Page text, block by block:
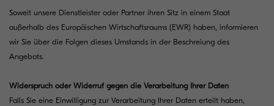
Soweit unsere Dienstleister oder Partner ihren Sitz in einem Staat
außerhalb des Europäischen Wirtschaftsraums (EWR) haben, informieren
wir Sie über die Folgen dieses Umstands in der Beschreiung des
Angebots.
Widerspruch oder Widerruf gegen die Verarbeitung Ihrer Daten
Falls Sie eine Einwilligung zur Verarbeitung Ihrer Daten erteilt haben,